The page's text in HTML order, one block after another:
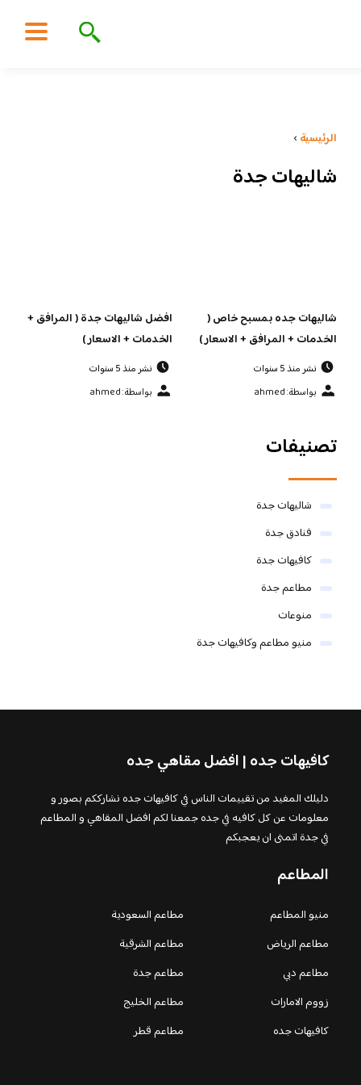
الرئيسية ›
شاليهات جدة
شاليهات جده بمسبح خاص (
الخدمات + المرافق + الاسعار )
نشر منذ 5 سنوات
بواسطة: ahmed
افضل شاليهات جدة ( المرافق +
الخدمات + الاسعار )
نشر منذ 5 سنوات
بواسطة: ahmed
تصنيفات
شاليهات جدة
فنادق جدة
كافيهات جدة
مطاعم جدة
منوعات
منيو مطاعم وكافيهات جدة
كافيهات جده | افضل مقاهي جده
دليلك المفيد من تقييمات الناس في كافيهات جده نشارككم بصور و
معلومات عن كل كافيه في جده جمعنا لكم افضل المقاهي و المطاعم
في جدة اتمنى ان يعجبكم
المطاعم
منيو المطاعم
مطاعم السعودية
مطاعم الرياض
مطاعم الشرقية
مطاعم دبي
مطاعم جدة
زووم الامارات
مطاعم الخليج
كافيهات جده
مطاعم قطر